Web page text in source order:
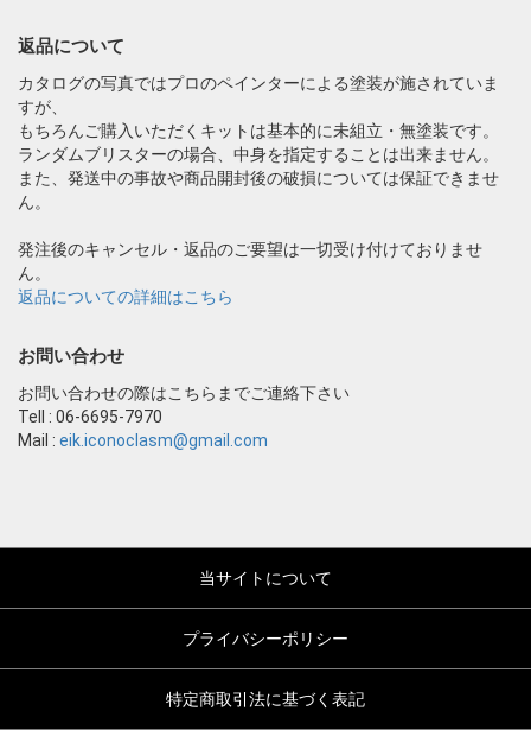
返品について
カタログの写真ではプロのペインターによる塗装が施されていま
すが、
もちろんご購入いただくキットは基本的に未組立・無塗装です。
ランダムブリスターの場合、中身を指定することは出来ません。
また、発送中の事故や商品開封後の破損については保証できませ
ん。
発注後のキャンセル・返品のご要望は一切受け付けておりませ
ん。
返品についての詳細はこちら
お問い合わせ
お問い合わせの際はこちらまでご連絡下さい
Tell : 06-6695-7970
Mail : eik.iconoclasm@gmail.com
当サイトについて
プライバシーポリシー
特定商取引法に基づく表記